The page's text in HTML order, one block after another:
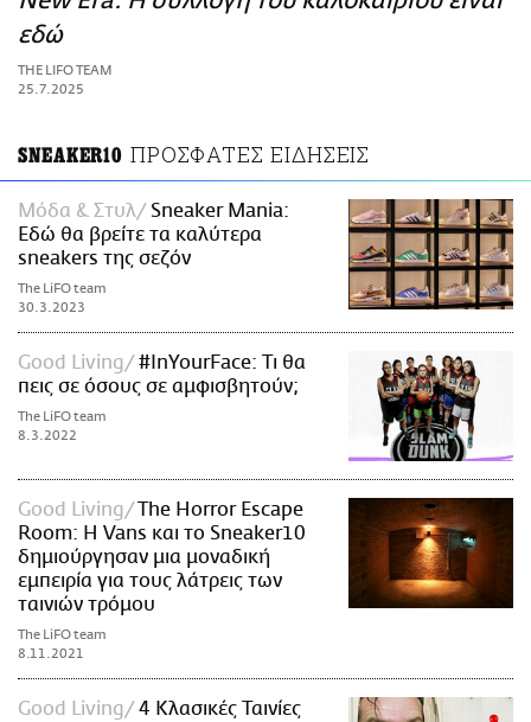
ΑΜΠΑ
PRINT
εδώ
THE LIFO TEAM
25.7.2025
SNEAKER10 ΠΡΟΣΦΑΤΕΣ ΕΙΔΗΣΕΙΣ
Μόδα & Στυλ
Sneaker Mania:
Εδώ θα βρείτε τα καλύτερα
sneakers της σεζόν
The LiFO team
30.3.2023
Good Living
#InYourFace: Τι θα
πεις σε όσους σε αμφισβητούν;
The LiFO team
8.3.2022
Good Living
The Horror Escape
Room: Η Vans και το Sneaker10
δημιούργησαν μια μοναδική
εμπειρία για τους λάτρεις των
ταινιών τρόμου
The LiFO team
8.11.2021
Good Living
4 Κλασικές Ταινίες